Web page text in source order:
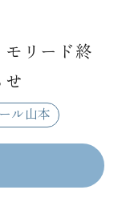
モリード終
せ
ル山本